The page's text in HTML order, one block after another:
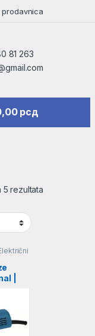
prodavnica
81 263
рсд
5 rezultata
|